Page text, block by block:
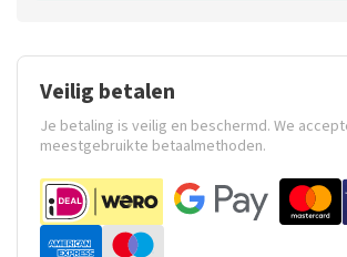
Veilig betalen
Je betaling is veilig en beschermd. We
meestgebruikte betaalmethoden.